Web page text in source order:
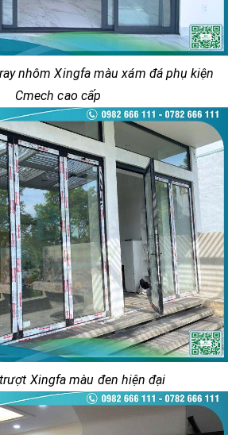
nhôm Xingfa màu xám đá phụ kiện
Cmech cao cấp
Xingfa màu đen hiện đại